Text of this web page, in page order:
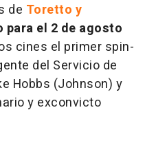
de Toretto y
para el 2 de agosto
cines el primer spin-
del Servicio de
Hobbs (Johnson) y
y exconvicto